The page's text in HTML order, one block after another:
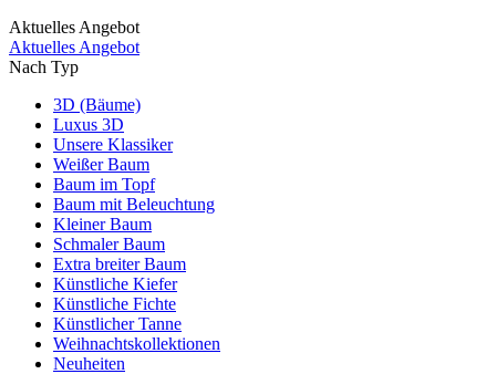
Aktuelles Angebot
Aktuelles Angebot
Nach Typ
3D (Bäume)
Luxus 3D
Unsere Klassiker
Weißer Baum
Baum im Topf
Baum mit Beleuchtung
Kleiner Baum
Schmaler Baum
Extra breiter Baum
Künstliche Kiefer
Künstliche Fichte
Künstlicher Tanne
Weihnachtskollektionen
Neuheiten